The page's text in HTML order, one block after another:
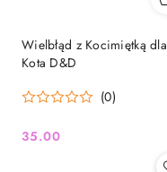
Wielbłąd z Kocimiętką dla
Kota D&D
(0)
Cena:
35.00